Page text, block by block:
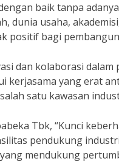
baik tanpa
dunia usaha,
positif bagi
dan kolaborasi
kerjasama yang erat
satu kawasan
Tbk, “Kunci
pendukung
mendukung